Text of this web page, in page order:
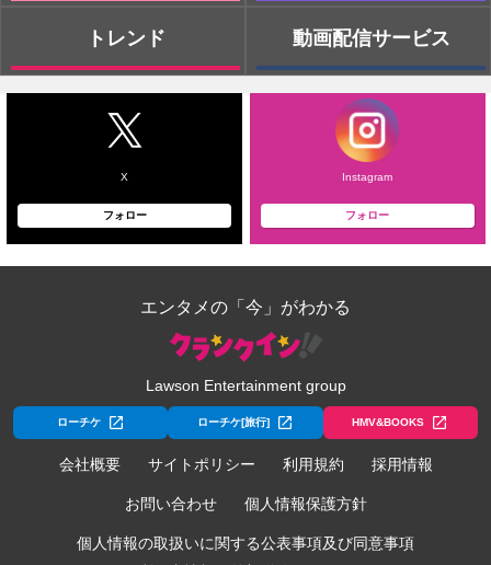
トレンド 動画配信サービス
X
フォロー
Instagram
フォロー
エンタメの「今」がわかる
Lawson Entertainment group
ローチケ ローチケ[旅行] HMV&BOOKS
会社概要 サイトポリシー 利用規約 採用情報
お問い合わせ 個人情報保護方針
個人情報の取扱いに関する公表事項及び同意事項